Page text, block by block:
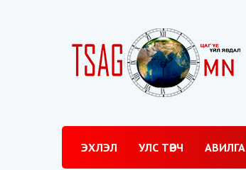
ЭХЛЭЛ УЛС ТӨРЧ АВИЛГА